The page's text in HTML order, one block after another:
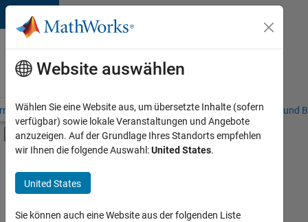
Weiter zum Inhalt
Karriere
bei
MathWorks
– Übersicht Stellensuche Niederlassungen Studierende und
Umschaltung für Off-Canvas-
Hauptinhalt
Information Technology
Education Sales
Marketing Services
+2
Website auswählen
Wählen Sie eine Website aus, um übersetzte Inhalte (sofern
verfügbar) sowie lokale Veranstaltungen und Angebote
anzuzeigen. Auf der Grundlage Ihres Standorts empfehlen
wir Ihnen die folgende Auswahl:United States.
United States
Sie können auch eine Website aus der folgenden Liste